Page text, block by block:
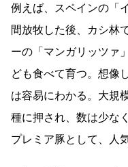
例えば、スペインの「
間放牧した後、カシ林
ーの「マンガリッツァ
ども食べて育つ。想像
は容易にわかる。大規
種に押され、数は少な
プレミア豚として、人